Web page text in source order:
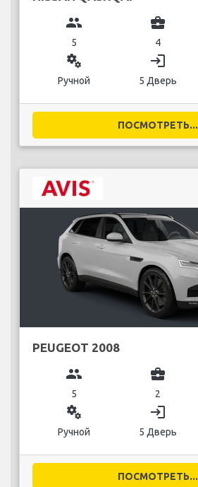
group
5
business_center
4
miscellaneous_services
Ручной
login
5 Дверь
ПОСМОТРЕТЬ...
PEUGEOT 2008
group
5
business_center
2
miscellaneous_services
Ручной
login
5 Дверь
ПОСМОТРЕТЬ...